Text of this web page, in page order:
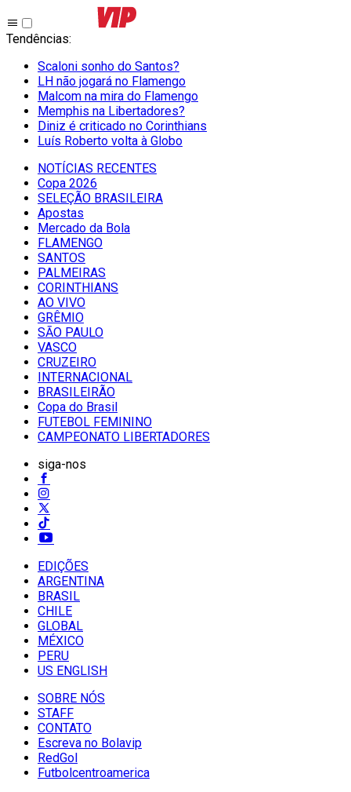
Tendências:
Scaloni sonho do Santos?
LH não jogará no Flamengo
Malcom na mira do Flamengo
Memphis na Libertadores?
Diniz é criticado no Corinthians
Luís Roberto volta à Globo
NOTÍCIAS RECENTES
Copa 2026
SELEÇÃO BRASILEIRA
Apostas
Mercado da Bola
FLAMENGO
SANTOS
PALMEIRAS
CORINTHIANS
AO VIVO
GRÊMIO
SĀO PAULO
VASCO
CRUZEIRO
INTERNACIONAL
BRASILEIRÃO
Copa do Brasil
FUTEBOL FEMININO
CAMPEONATO LIBERTADORES
siga-nos
EDIÇÕES
ARGENTINA
BRASIL
CHILE
GLOBAL
MÉXICO
PERU
US ENGLISH
SOBRE NÓS
STAFF
CONTATO
Escreva no Bolavip
RedGol
Futbolcentroamerica